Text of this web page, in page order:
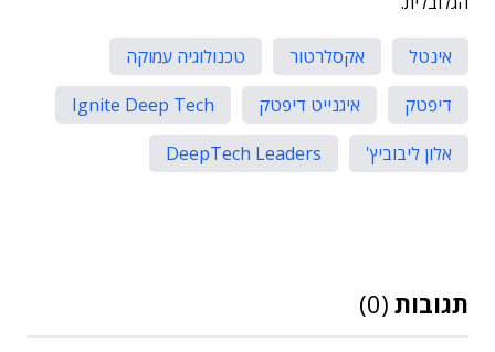
אינטל אקסלרטור
טכנולוגיה עמוקה
דיפטק
איגנייט דיפטק
Ignite Deep Tech
אלון ליבוביץ'
DeepTech Leaders
תגובות (0)